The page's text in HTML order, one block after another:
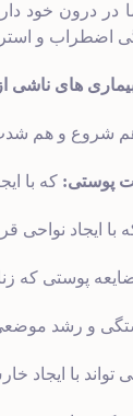
در درون خود
اضطراب و
های ناشی
شروع و هم
پوستی: که با
با ایجاد
پوستی که
و رشد
تواند با